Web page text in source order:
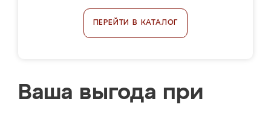
ПЕРЕЙТИ В КАТАЛОГ
Ваша выгода при